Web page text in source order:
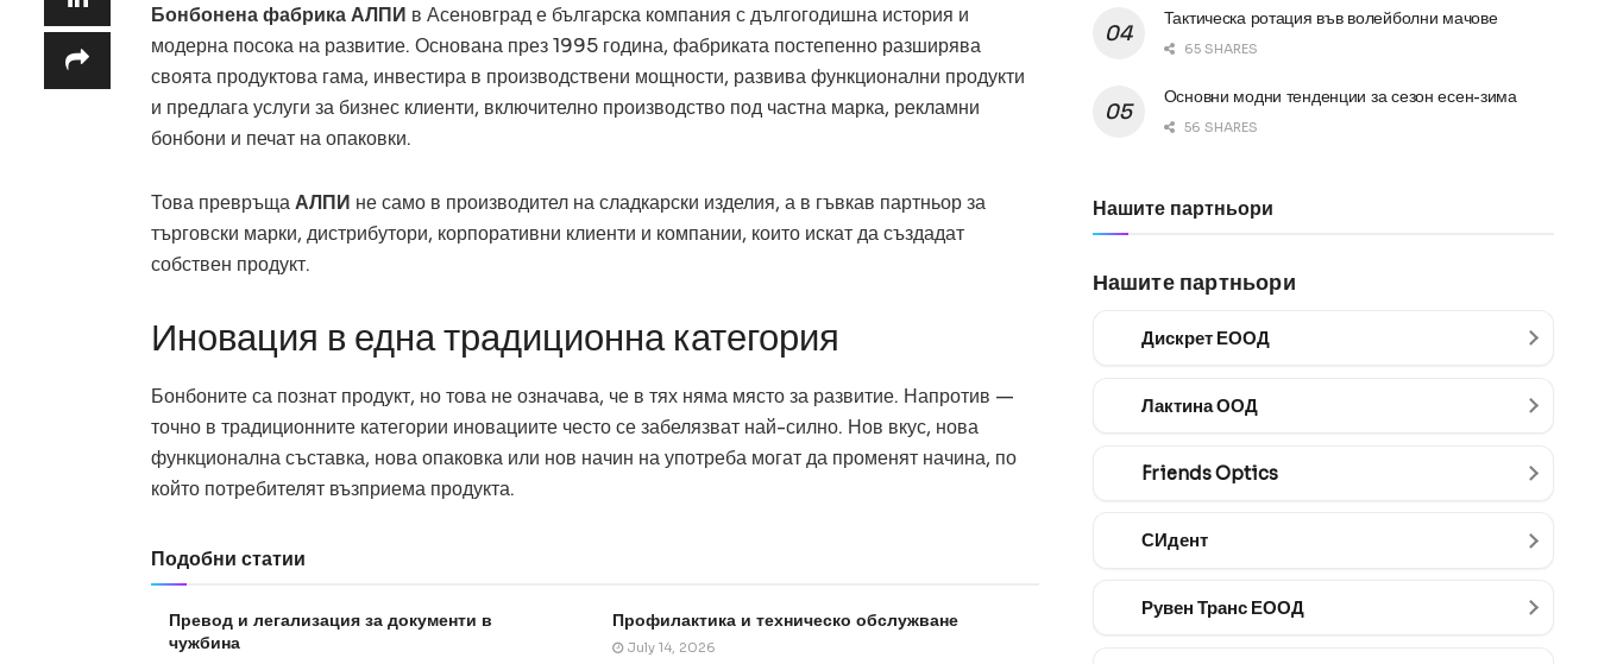
Бонбонена фабрика АЛПИ в Асеновград е българска компания с дългогодишна история и
модерна посока на развитие. Основана през 1995 година, фабриката постепенно разширява
своята продуктова гама, инвестира в производствени мощности, развива функционални продукти
и предлага услуги за бизнес клиенти, включително производство под частна марка, рекламни
бонбони и печат на опаковки.
Това превръщаАЛПИ не само в производител на сладкарски изделия, а в гъвкав партньор за
търговски марки, дистрибутори, корпоративни клиенти и компании, които искат да създадат
собствен продукт.
Иновация в една традиционна категория
Бонбоните са познат продукт, но това не означава, че в тях няма място за развитие. Напротив —
точно в традиционните категории иновациите често се забелязват най-силно. Нов вкус, нова
функционална съставка, нова опаковка или нов начин на употреба могат да променят начина, по
който потребителят възприема продукта.
Подобни статии
Превод и легализация за документи в
чужбина
Профилактика и техническо обслужване
July 14, 2026
Тактическа ротация във волейболни мачове
65 SHARES
Основни модни тенденции за сезон есен-зима
56 SHARES
Нашите партньори
Нашите партньори
Дискрет ЕООД
Лактина ООД
Friends Optics
СИдент
Рувен Транс ЕООД